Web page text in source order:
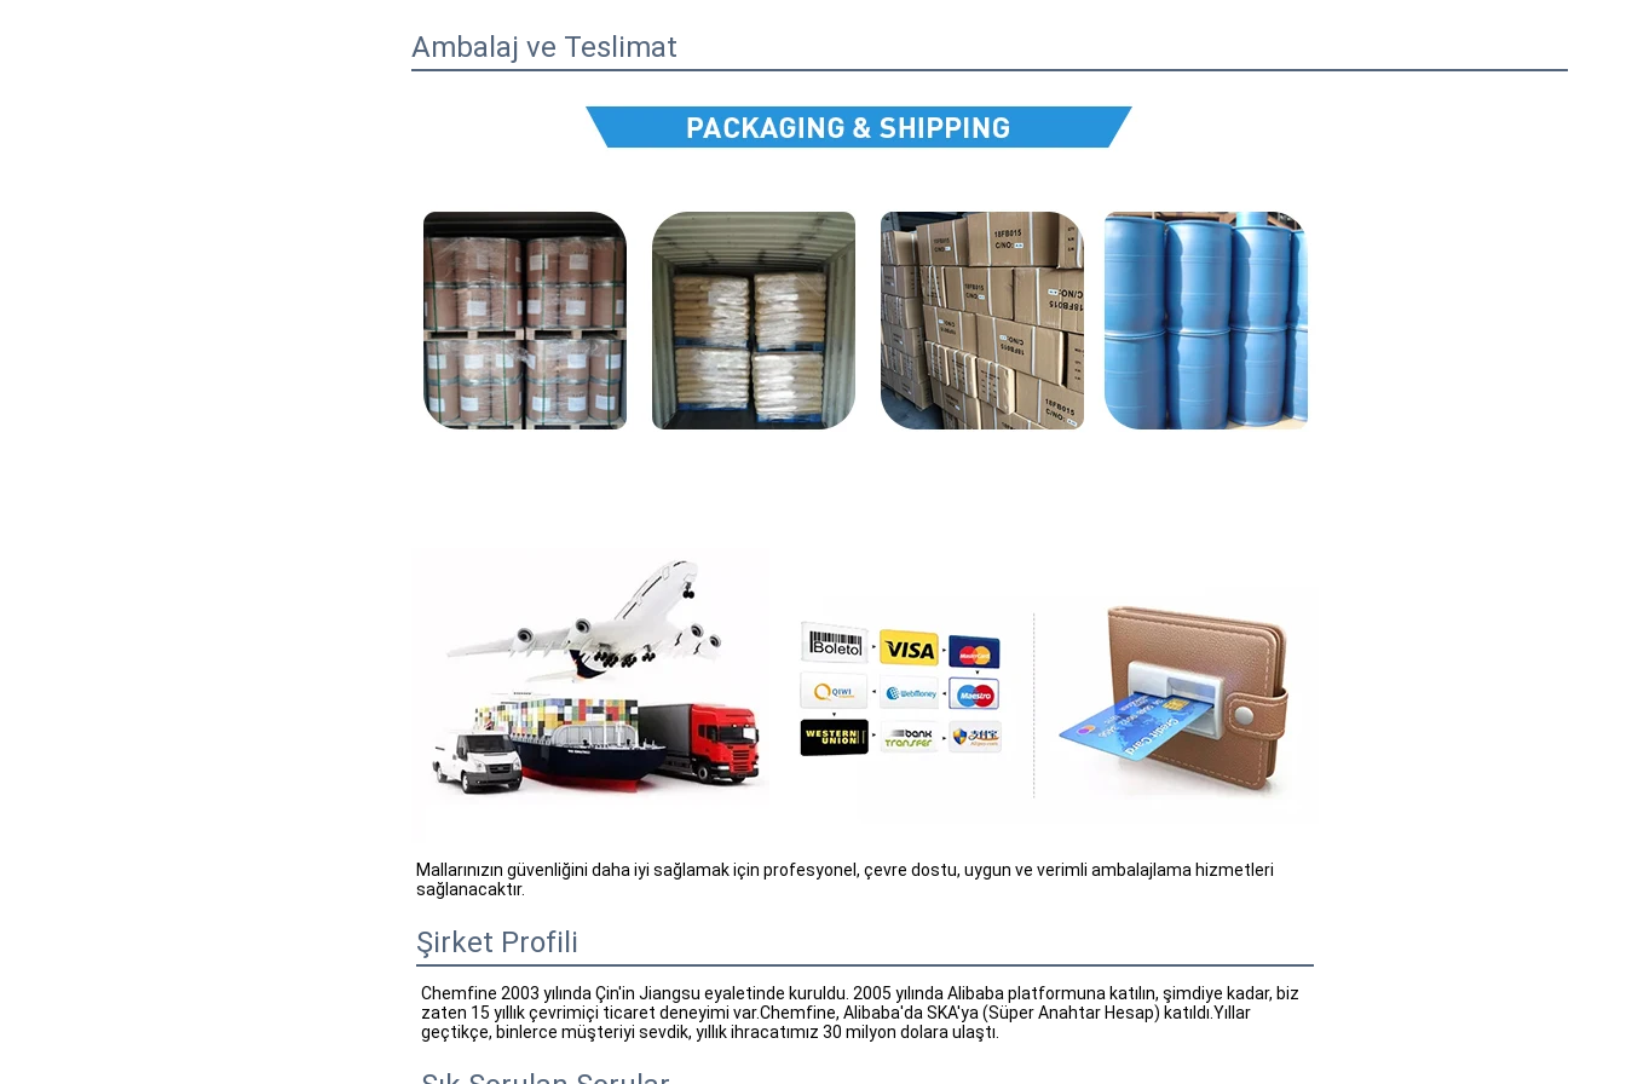
Ambalaj ve Teslimat
Mallarınızın güvenliğini daha iyi sağlamak için profesyonel, çevre dostu, uygun ve verimli ambalajlama hizmetleri
sağlanacaktır.
Şirket Profili
Chemfine 2003 yılında Çin'in Jiangsu eyaletinde kuruldu. 2005 yılında Alibaba platformuna katılın, şimdiye kadar, biz
zaten 15 yıllık çevrimiçi ticaret deneyimi var.Chemfine, Alibaba'da SKA'ya (Süper Anahtar Hesap) katıldı.Yıllar
geçtikçe, binlerce müşteriyi sevdik, yıllık ihracatımız 30 milyon dolara ulaştı.